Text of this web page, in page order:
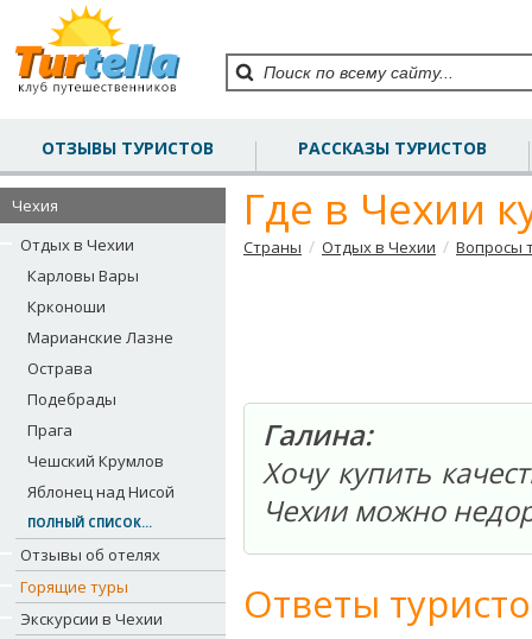
ОТЗЫВЫ ТУРИСТОВ РАССКАЗЫ ТУРИСТОВ
Чехия
Отдых в Чехии
Карловы Вары
Крконоши
Марианские Лазне
Острава
Подебрады
Прага
Чешский Крумлов
Яблонец над Нисой
ПОЛНЫЙ СПИСОК...
Отзывы об отелях
Горящие туры
Экскурсии в Чехии
Где в Чехии
Страны / Отдых в Чехии / Вопросы
Галина:
Хочу купить
Чехии можно
Ответы